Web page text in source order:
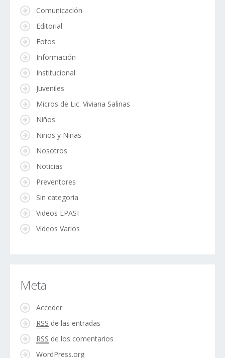
Comunicación
Editorial
Fotos
Información
Institucional
Juveniles
Micros de Lic. Viviana Salinas
Niños
Niños y Niñas
Nosotros
Noticias
Preventores
Sin categoría
Videos EPASI
Videos Varios
Meta
Acceder
RSS de las entradas
RSS de los comentarios
WordPress.org